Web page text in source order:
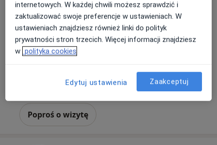
mgr Magda Suchanek
Logopeda
Podskale 18, Kraków
Konsultacja logopedyczna (kolejna wizyta)
Specjalista nie oferuje umawiania online pod tym adresem.
Poproś o wizytę
internetowych. W każdej chwili możesz sprawdzić i
zaktualizować swoje preferencje w ustawieniach. W
ustawieniach znajdziesz również linki do polityk
prywatności stron trzecich. Więcej informacji znajdziesz
w polityka cookies
Edytuj ustawienia Zaakceptuj